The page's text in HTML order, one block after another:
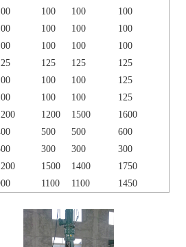
100 100
100
100 100
100
100 100
100
125 125
125
100 100
125
100 100
125
1200 1500 1600
500 500
600
300 300
300
1500 1400
1750
1100 1100 1450